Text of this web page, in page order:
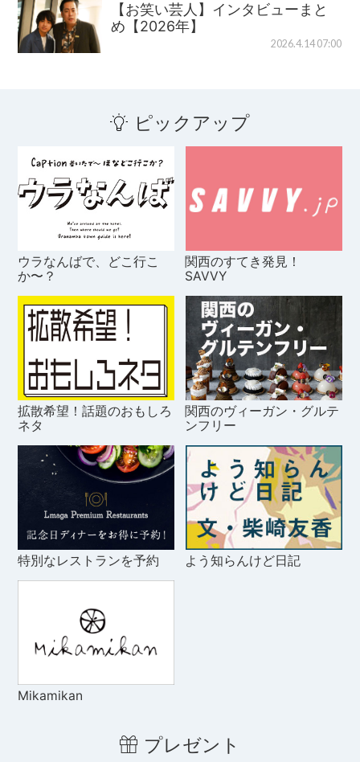
【お笑い芸人】インタビューまと
め【2026年】
2026.4.14 07:00
ピックアップ
ウラなんばで、どこ行こ
か〜？
関西のすてき発見！
SAVVY
拡散希望！話題のおもしろ
ネタ
関西のヴィーガン・グルテ
ンフリー
特別なレストランを予約 よう知らんけど日記
Mikamikan
プレゼント